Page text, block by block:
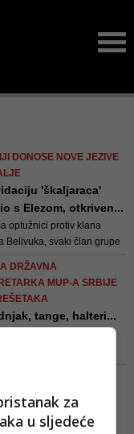
DONOSE NOVE JEZIVE
'škaljaraca'
s Elezom, otkriven...
optužnici protiv klana
Belivuka, svaki član grupe
je svoju ulogu. Zločine su do
i bacali u Dunav kao i
DRŽAVNA
MUP-A SRBIJE
tange, halteri...
prvo pao Belivuk, a sada i
žena Srbije
za
u sljedeće